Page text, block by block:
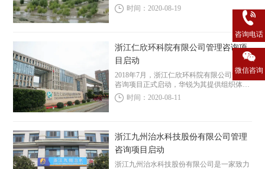
咨询服务合同，委托华锐为其进行薪酬及绩
效分配、考核体系等的深化及完善。西藏林
时间：2020-08-19
浙江仁欣环科院有限公司管理咨询项
目启动
2018年7月，浙江仁欣环科院有限公司管理
咨询项目正式启动，华锐为其提供组织体系
完善、生产业务部门管理、生产项目管理、
薪酬绩效体系优化、岗位绩效考核体系设
时间：2020-08-11
浙江九州治水科技股份有限公司管理
咨询项目启动
浙江九州治水科技股份有限公司是一家致力
咨询电话
微信咨询